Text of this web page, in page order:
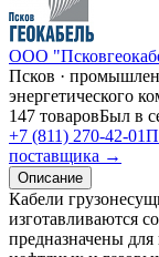
ООО
Псков ·
энергетического
147 товаровБыл в
+7 (811) 270-42-01
поставщика →
Описание
Кабели
изготавливаются
предназначены